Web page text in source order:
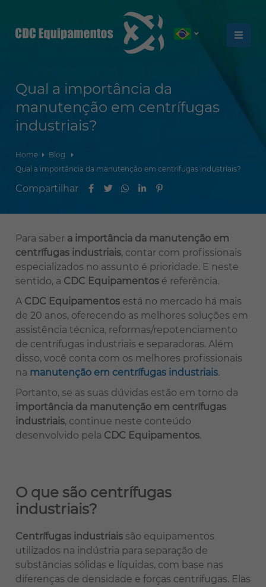
Qual a importância da
manutenção em centrífugas
industriais?
Home
Blog
Qual a importância da manutenção em centrífugas industriais?
Para saber a importância da manutenção em
centrífugas industriais, contar com profissionais
especializados no assunto é prioridade. E neste
sentido, a CDC Equipamentos é referência.
A CDC Equipamentos está no mercado há mais
de 20 anos, oferecendo as melhores soluções em
assistência técnica, reformas/repotenciamento
de centrífugas industriais e separadoras. Além
disso, você conta com os melhores profissionais
na manutenção em centrífugas industriais.
Portanto, se as suas dúvidas estão em torno da
importância da manutenção em centrífugas
industriais, continue neste conteúdo
desenvolvido pela CDC Equipamentos.
O que são centrífugas
industriais?
Centrífugas industriais são equipamentos
utilizados na indústria para separação de
substâncias sólidas e líquidas, com base nas
diferenças de densidade e forças centrífugas. Elas